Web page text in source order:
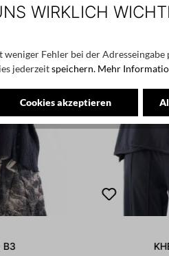
B3
WIRKLICH
Fehler bei der
jederzeitspeichern. Mehr
Cookies akzeptieren